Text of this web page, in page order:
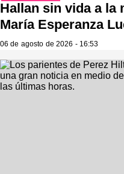
Hallan sin vida a la
María Esperanza
06 de agosto de 2026 - 16:53